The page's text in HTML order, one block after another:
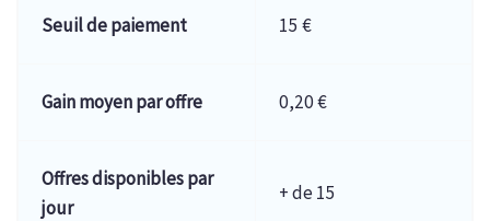
Seuil de paiement 15 €
Gain moyen par offre 0,20 €
Offres disponibles par
jour
+ de 15